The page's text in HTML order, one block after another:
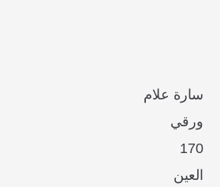
سارة علام
ورقي
170
العين